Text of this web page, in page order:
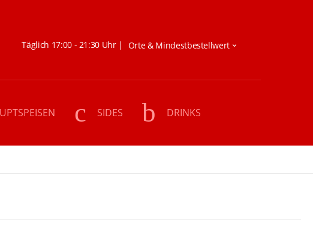
Täglich 17:00 - 21:30 Uhr |
SIDES DRINKS